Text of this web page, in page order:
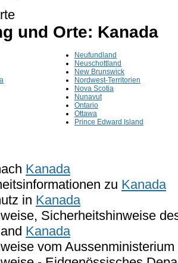
und Orte: Kanada
Neufundland
Neuschottland
New Brunswick
Nordwest-Territorien
Nova Scotia
Nunavut
Ontario
Ottawa
Prince Edward Island
Kanada
zu Kanada
in Kanada
Sicherheitshinweise
Kanada
vom